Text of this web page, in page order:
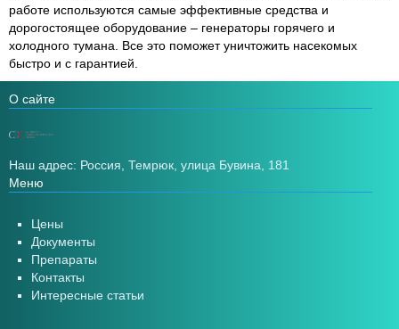
работе используются самые эффективные средства и
дорогостоящее оборудование – генераторы горячего и
холодного тумана. Все это поможет уничтожить насекомых
быстро и с гарантией.
О сайте
Наш адрес: Россия, Темрюк, улица Бувина, 181
Меню
Цены
Документы
Препараты
Контакты
Интересные статьи